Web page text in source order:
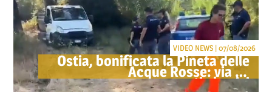
Ostia, bonificata la Pineta delle
Acque Rosse: via gli
accampamenti abusivi
VIDEO NEWS | 07/08/2026